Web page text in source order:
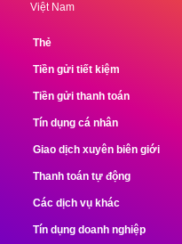
Việt Nam
Thẻ
Tiền gửi tiết kiệm
Tiền gửi thanh toán
Tín dụng cá nhân
Giao dịch xuyên biên giới
Thanh toán tự động
Các dịch vụ khác
Tín dụng doanh nghiệp